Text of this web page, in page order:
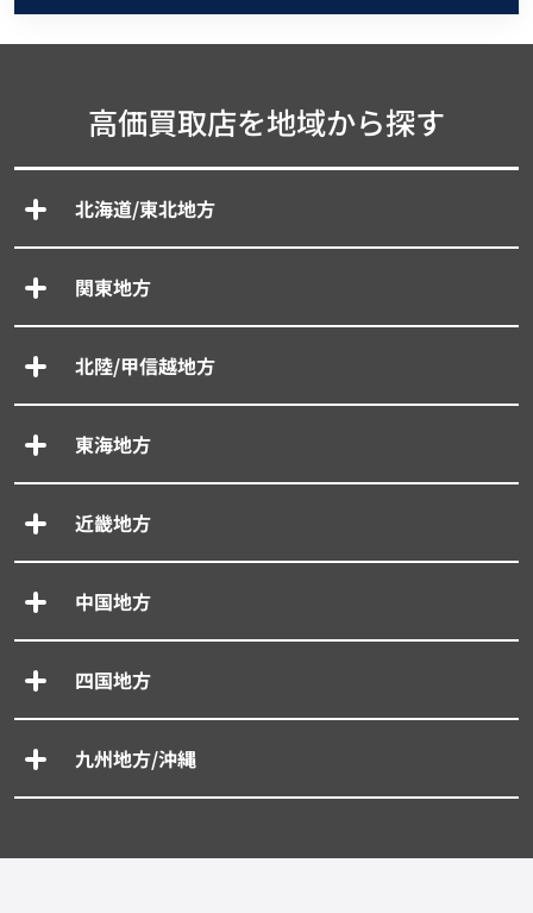
高価買取店を地域から探す
北海道/東北地方
関東地方
北陸/甲信越地方
東海地方
近畿地方
中国地方
四国地方
九州地方/沖縄